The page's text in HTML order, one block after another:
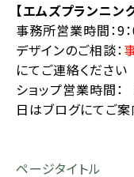
【エムズプランニン
事務所営業時間：9
デザインのご相談：
にてご連絡ください
ショップ営業時
日はブログにてご案
ページタイトル